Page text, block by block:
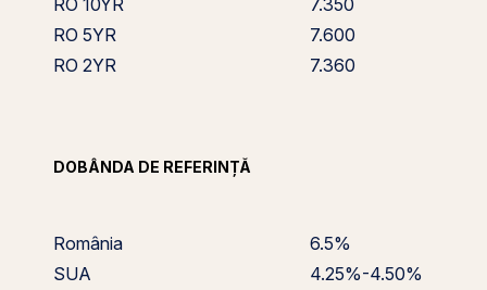
RO 10YR
7.350
RO 5YR
7.600
RO 2YR
7.360
DOBÂNDA DE REFERINȚĂ
România
6.5%
SUA
4.25%-4.50%